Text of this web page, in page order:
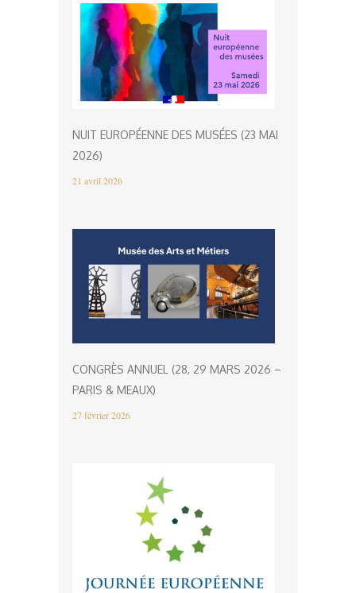
NUIT EUROPÉENNE DES MUSÉES (23 MAI
2026)
21 avril 2026
CONGRÈS ANNUEL (28, 29 MARS 2026 –
PARIS & MEAUX)
27 février 2026